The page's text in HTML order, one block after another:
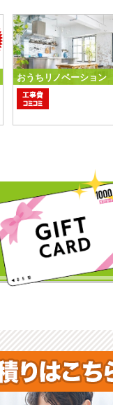
おうちリノベーション
工事費
コミコミ